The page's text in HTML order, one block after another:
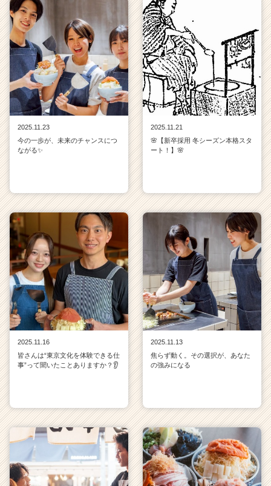
2025.11.23
今の一歩が、未来のチャンスにつ
ながる✨
2025.11.21
🌸【新卒採用 冬シーズン本格スタ
ート！】🌸
2025.11.16
皆さんは“東京文化を体験できる仕
事”って聞いたことありますか？👂
2025.11.13
焦らず動く。その選択が、あなた
の強みになる